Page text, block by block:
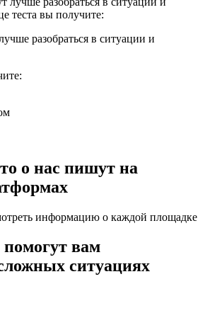
разобраться в ситуации и
о нас пишут на
информацию о каждой площадке
вам
ситуациях